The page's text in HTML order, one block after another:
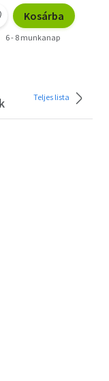
Kosárba
6 - 8 munkanap
Teljes lista